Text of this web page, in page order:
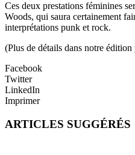
Ces deux prestations féminines
Woods, qui saura certainement
interprétations punk et rock.
(Plus de détails dans notre édition
Facebook
Twitter
LinkedIn
Imprimer
ARTICLES SUGGÉRÉS